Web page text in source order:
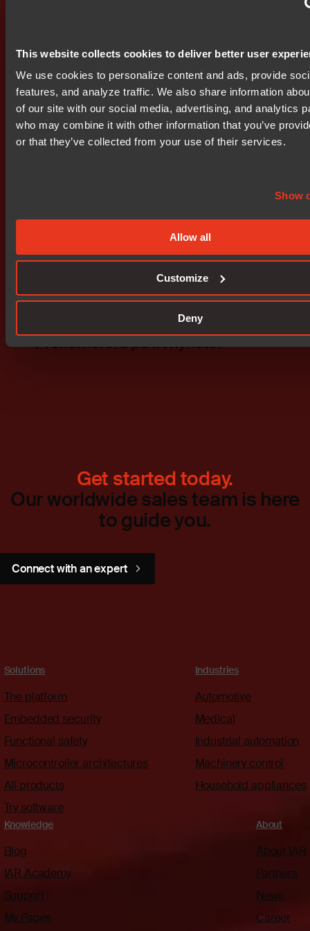
This website collects cookies to deliver better user
We use cookies to personalize content and ads, provide
features, and analyze traffic. We also share information
of our site with our social media, advertising, and analytics
who may combine it with other information that you’ve
or that they’ve collected from your use of their services.
Show
Allow all
Customize
Deny
För ytterligare information kontakta:
Tomas Nygren, vVD, Nocom AB (publ), tel: 018-65 55
00, eller 0708-65 53 16
------------------------------------------------------------ Mer
information finns att få på http://www.bit.se Följande filer
http://www.bit.se/bitonline/1999/01/05/
bit0002.pdf
Prenumerera på IR nyheter
Get started today.
Our worldwide sales team is here
to guide you.
Connect with an expert
Solutions
The platform
Embedded security
Functional safety
Microcontroller architectures
All products
Try software
Industries
Automotive
Medical
Industrial automation
Machinery control
Household appliances
Knowledge
Blog
IAR Academy
Support
My Pages
About
About IAR
Partners
News
Career